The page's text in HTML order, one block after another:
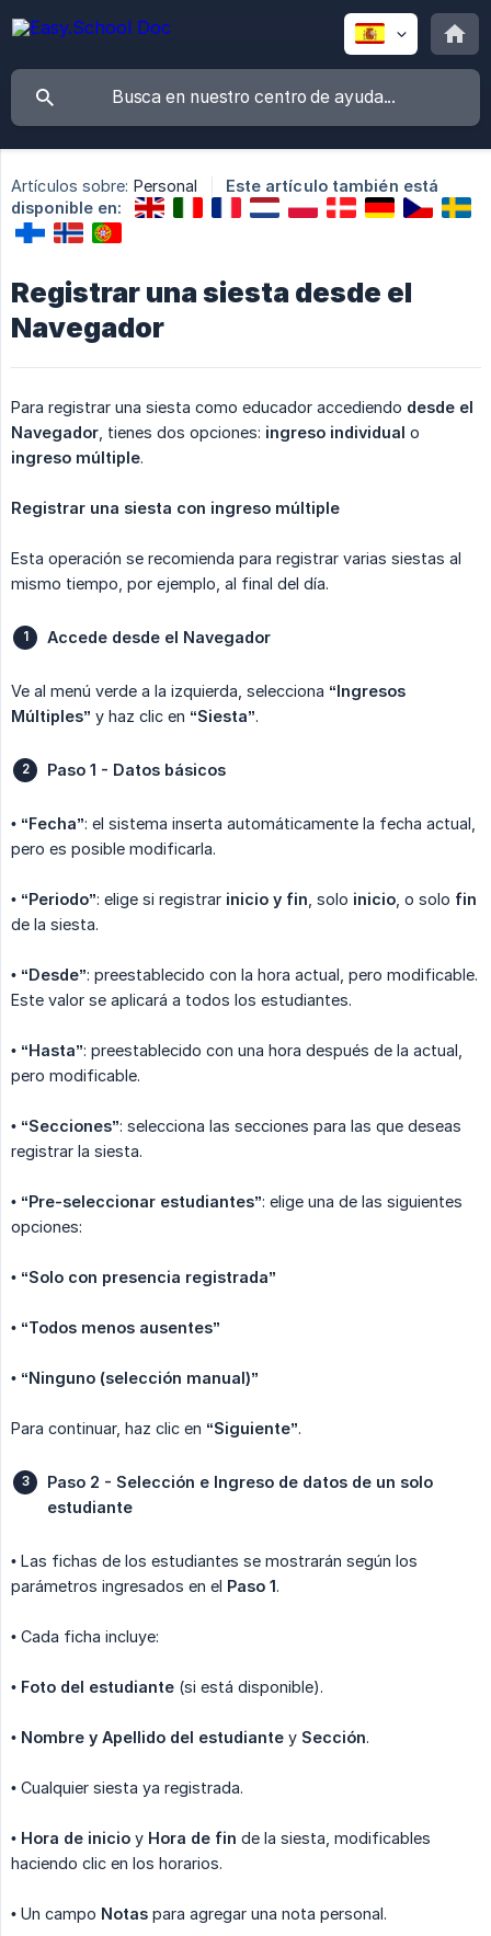
Artículos sobre: Personal
Este artículo también está
disponible en:
Registrar una siesta desde el
Navegador
Para registrar una siesta como educador accediendo desde el
Navegador , tienes dos opciones: ingreso individual o
ingreso múltiple.
Registrar una siesta con ingreso múltiple
Esta operación se recomienda para registrar varias siestas al
mismo tiempo, por ejemplo, al final del día.
Accede desde el Navegador
Ve al menú verde a la izquierda, selecciona “Ingresos
Múltiples” y haz clic en “Siesta”.
Paso 1 - Datos básicos
• “Fecha”: el sistema inserta automáticamente la fecha actual,
pero es posible modificarla.
• “Periodo”: elige si registrar inicio y fin , solo inicio , o solo fin
de la siesta.
• “Desde”: preestablecido con la hora actual, pero modificable.
Este valor se aplicará a todos los estudiantes.
• “Hasta”: preestablecido con una hora después de la actual,
pero modificable.
• “Secciones”: selecciona las secciones para las que deseas
registrar la siesta.
• “Pre-seleccionar estudiantes”: elige una de las siguientes
opciones:
• “Solo con presencia registrada”
• “Todos menos ausentes”
• “Ninguno (selección manual)”
Para continuar, haz clic en “Siguiente”.
Paso 2 - Selección e Ingreso de datos de un solo
estudiante
• Las fichas de los estudiantes se mostrarán según los
parámetros ingresados en el Paso 1.
• Cada ficha incluye:
• Foto del estudiante (si está disponible).
• Nombre y Apellido del estudiante y Sección.
• Cualquier siesta ya registrada.
• Hora de inicio y Hora de fin de la siesta, modificables
haciendo clic en los horarios.
• Un campo Notas para agregar una nota personal.